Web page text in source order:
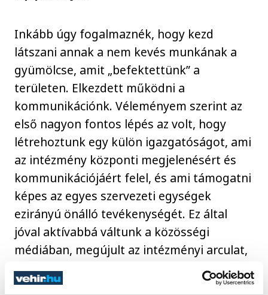
Inkább úgy fogalmaznék, hogy kezd
látszani annak a nem kevés munkának a
gyümölcse, amit „befektettünk” a
területen. Elkezdett működni a
kommunikációnk. Véleményem szerint az
első nagyon fontos lépés az volt, hogy
létrehoztunk egy külön igazgatóságot, ami
az intézmény központi megjelenésért és
kommunikációjáért felel, és ami támogatni
képes az egyes szervezeti egységek
ezirányú önálló tevékenységét. Ez által
jóval aktívabbá váltunk a közösségi
médiában, megújult az intézményi arculat,
több lett a rendezvényes megjelenés,
felépült jó pár olyan csatorna amit